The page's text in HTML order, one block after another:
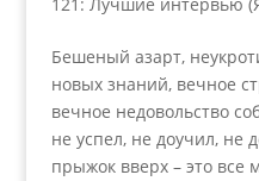
Бешеный азарт,
новых знаний, вечное
вечное недовольство
не успел, не доучил, не
прыжок вверх – это все